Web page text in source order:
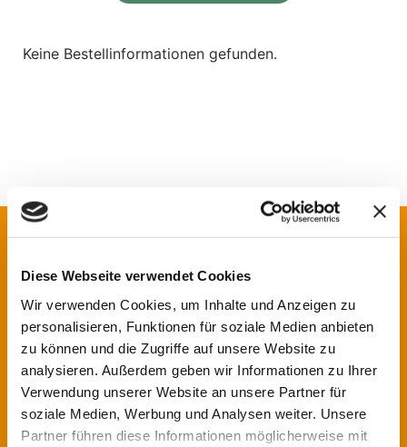
Diese Webseite verwendet Cookies
Wir verwenden Cookies, um Inhalte und Anzeigen zu
personalisieren, Funktionen für soziale Medien anbieten
zu können und die Zugriffe auf unsere Website zu
analysieren. Außerdem geben wir Informationen zu Ihrer
Verwendung unserer Website an unsere Partner für
soziale Medien, Werbung und Analysen weiter. Unsere
Partner führen diese Informationen möglicherweise mit
Keine Bestellinformationen gefunden.
Homepage
AGB
Impressum & Datenschutzerklärung
Widerrufsbelehrung